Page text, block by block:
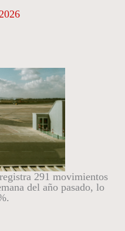
291 movimientos
del año pasado, lo